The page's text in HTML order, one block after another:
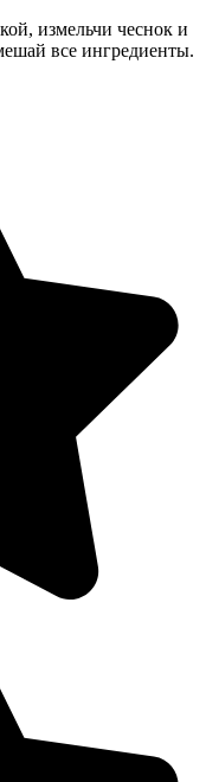
измельчи чеснок и
все ингредиенты.